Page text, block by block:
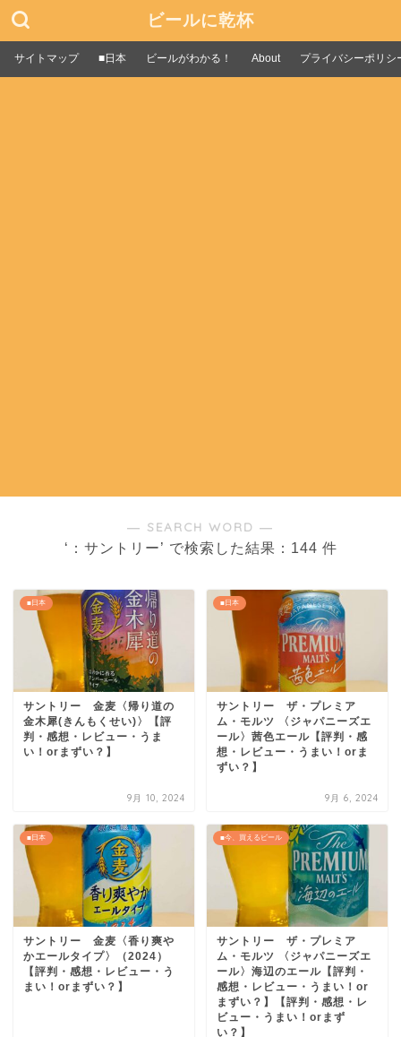
ビールに乾杯
サイトマップ ■日本 ビールがわかる！ About プライバシーポリシ
― SEARCH WORD ―
‘：サントリー’ で検索した結果：144 件
■日本
サントリー 金麦〈帰り道の
金木犀(きんもくせい)〉【評
判・感想・レビュー・うま
い！orまずい？】
9月 10, 2024
■日本
サントリー ザ・プレミア
ム・モルツ 〈ジャパニーズエ
ール〉茜色エール【評判・感
想・レビュー・うまい！orま
ずい？】
9月 6, 2024
■日本
サントリー 金麦〈香り爽や
かエールタイプ〉（2024）
【評判・感想・レビュー・う
まい！orまずい？】
■今、買えるビール
サントリー ザ・プレミア
ム・モルツ 〈ジャパニーズエ
ール〉海辺のエール【評判・
感想・レビュー・うまい！or
まずい？】【評判・感想・レ
ビュー・うまい！orまず
い？】